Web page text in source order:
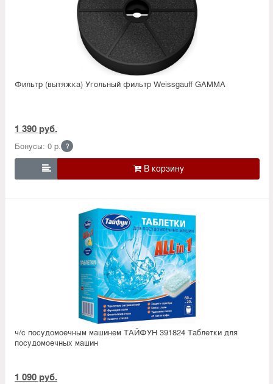
Фильтр (вытяжка) Угольный фильтр Weissgauff GAMMA
1 390 руб.
Бонусы: 0 р. ?

ч/с посудомоечным машинем ТАЙФУН 391824 Таблетки для
посудомоечных машин
1 090 руб.